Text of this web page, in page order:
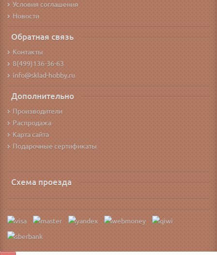
Условия соглашения
Новости
Обратная связь
Контакты
8(499)136-36-63
info@sklad-hobby.ru
Дополнительно
Производители
Распродажа
Карта сайта
Подарочные сертификаты
Схема проезда